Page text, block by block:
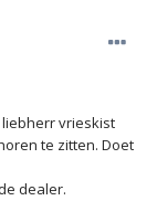
vrieskist
te zitten. Doet
dealer.